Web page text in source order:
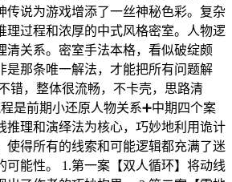
传说为游戏增添了一丝神秘色彩。复杂
理过程和浓厚的中式风格密室。人物逻
清关系。密室手法本格，看似破绽颇
是那条唯一解法，才能把所有问题解
错，整体很流畅，不卡壳，思路清
是前期小还原人物关系➕中期四个案
推理和演绎法为核心，巧妙地利用诡计
使得所有的线索和可能逻辑都充满了迷
可能性。 1.第一案【双人循环】将动线